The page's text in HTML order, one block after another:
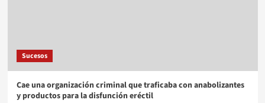
Sucesos
Cae una organización criminal que traficaba con anabolizantes
y productos para la disfunción eréctil